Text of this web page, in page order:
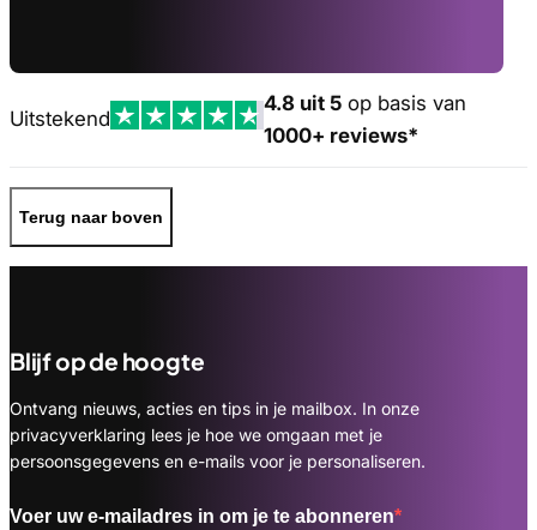
Uitstekend
4.8 uit 5 op basis van
1000+ reviews*
Terug naar boven
Blijf op de hoogte
Ontvang nieuws, acties en tips in je mailbox. In onze
privacyverklaring lees je hoe we omgaan met je
persoonsgegevens en e-mails voor je personaliseren.
Voer uw e-mailadres in om je te abonneren